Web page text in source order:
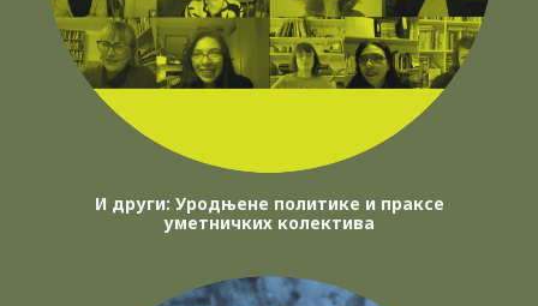
И други: Уродњене политике и праксе
уметничких колектива